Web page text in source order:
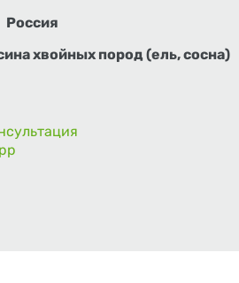
Россия
хвойных пород (ель, сосна)